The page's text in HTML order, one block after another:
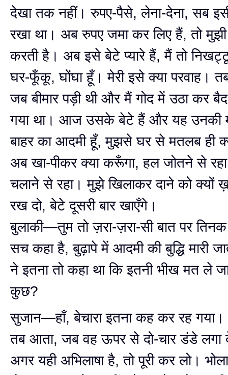
देखा तक नहीं। रुपए-पैसे, लेना-देना, सब
रखा था। अब रुपए जमा कर लिए हैं, तो
करती है। अब इसे बेटे प्यारे हैं, मैं तो
घर-फूँकू, घोंघा हूँ। मेरी इसे क्या परवाह।
जब बीमार पड़ी थी और मैं गोद में उठा कर
गया था। आज उसके बेटे हैं और यह उनकी
बाहर का आदमी हूँ, मुझसे घर से मतलब ही
अब खा-पीकर क्या करूँगा, हल जोतने से
चलाने से रहा। मुझे खिलाकर दाने को क्यों
रख दो, बेटे दूसरी बार खाएँगे।
बुलाकी—तुम तो ज़रा-ज़रा-सी बात पर
सच कहा है, बुढ़ापे में आदमी की बुद्धि मारी
ने इतना तो कहा था कि इतनी भीख मत ले
कुछ?
सुजान—हाँ, बेचारा इतना कह कर रह गया।
तब आता, जब वह ऊपर से दो-चार डंडे लगा
अगर यही अभिलाषा है, तो पूरी कर लो।